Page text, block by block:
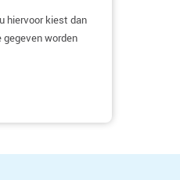
hiervoor kiest dan
worden